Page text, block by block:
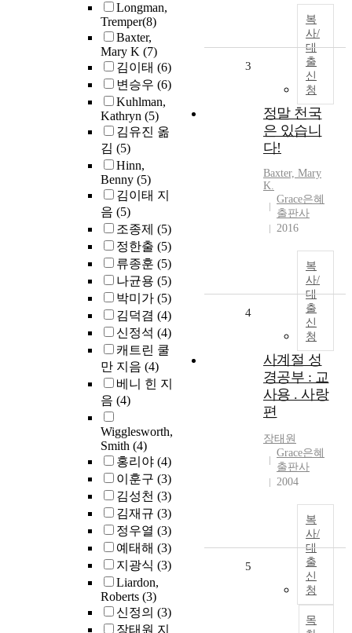
Longman,
(8)
Baxter,
Mary K (7)
김이태 (6)
변승우 (6)
Kuhlman,
Kathryn (5)
김유진 옮
김 (5)
Hinn,
Benny (5)
김이태 지
음 (5)
조종제 (5)
정한출 (5)
류종훈 (5)
나균용 (5)
박미가 (5)
김덕겸 (4)
신정석 (4)
캐트린 쿨
만 지음 (4)
베니 힌 지
음 (4)
Wigglesworth,
Smith (4)
홍리야 (4)
이훈구 (3)
김성천 (3)
김재규 (3)
정우열 (3)
예태해 (3)
지광식 (3)
Liardon,
Roberts (3)
신정의 (3)
장태원 지
복
사/
대
출
신
청
3
정말 천국
은 있습니
다!
Baxter, Mary
K.
Grace은혜
출판사
2016
복
사/
대
출
신
청
4
사계절 성
경공부 : 교
사용 . 사랑
편
장태원
Grace은혜
출판사
2004
복
사/
대
출
신
청
목
5